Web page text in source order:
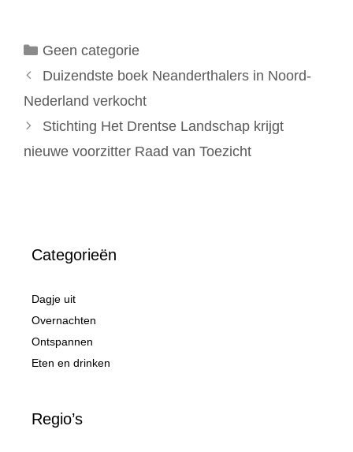
Categorieën
Geen categorie
Duizendste boek Neanderthalers in Noord-
Nederland verkocht
Stichting Het Drentse Landschap krijgt
nieuwe voorzitter Raad van Toezicht
Categorieën
Dagje uit
Overnachten
Ontspannen
Eten en drinken
Regio’s